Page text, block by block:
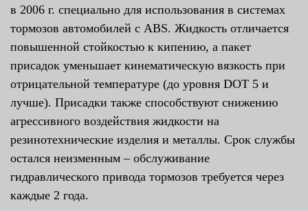
в 2006 г. специально для использования в системах
тормозов автомобилей с ABS. Жидкость отличается
повышенной стойкостью к кипению, а пакет
присадок уменьшает кинематическую вязкость при
отрицательной температуре (до уровня DOT 5 и
лучше). Присадки также способствуют снижению
агрессивного воздействия жидкости на
резинотехнические изделия и металлы. Срок службы
остался неизменным – обслуживание
гидравлического привода тормозов требуется через
каждые 2 года.